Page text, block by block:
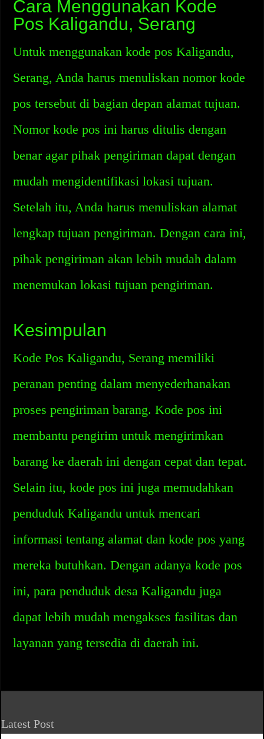
Cara Menggunakan Kode
Pos Kaligandu, Serang
Untuk menggunakan kode pos Kaligandu,
Serang, Anda harus menuliskan nomor kode
pos tersebut di bagian depan alamat tujuan.
Nomor kode pos ini harus ditulis dengan
benar agar pihak pengiriman dapat dengan
mudah mengidentifikasi lokasi tujuan.
Setelah itu, Anda harus menuliskan alamat
lengkap tujuan pengiriman. Dengan cara ini,
pihak pengiriman akan lebih mudah dalam
menemukan lokasi tujuan pengiriman.
Kesimpulan
Kode Pos Kaligandu, Serang memiliki
peranan penting dalam menyederhanakan
proses pengiriman barang. Kode pos ini
membantu pengirim untuk mengirimkan
barang ke daerah ini dengan cepat dan tepat.
Selain itu, kode pos ini juga memudahkan
penduduk Kaligandu untuk mencari
informasi tentang alamat dan kode pos yang
mereka butuhkan. Dengan adanya kode pos
ini, para penduduk desa Kaligandu juga
dapat lebih mudah mengakses fasilitas dan
layanan yang tersedia di daerah ini.
Latest Post